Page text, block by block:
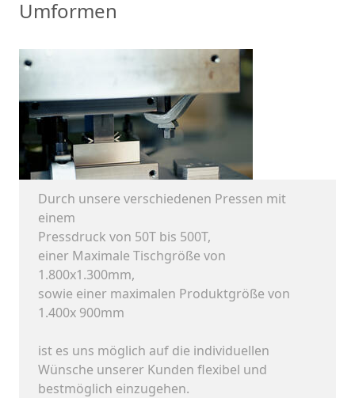
Umformen
Durch unsere verschiedenen Pressen mit
einem
Pressdruck von 50T bis 500T,
einer Maximale Tischgröße von
1.800x1.300mm,
sowie einer maximalen Produktgröße von
1.400x 900mm
ist es uns möglich auf die individuellen
Wünsche unserer Kunden flexibel und
bestmöglich einzugehen.